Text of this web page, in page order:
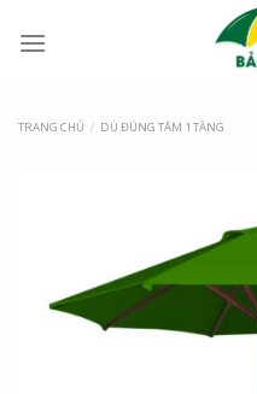
TRANG CHỦ / DÙ ĐÚNG TÂM 1 TẦNG